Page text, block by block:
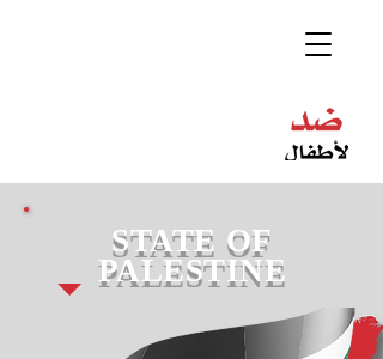
STATE OF
PALESTINE